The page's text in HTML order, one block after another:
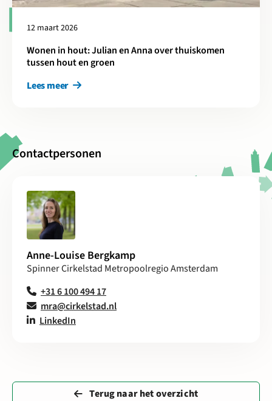
12 maart 2026
Wonen in hout: Julian en Anna over thuiskomen
tussen hout en groen
Lees meer
Contactpersonen
Anne-Louise Bergkamp
Spinner Cirkelstad Metropoolregio Amsterdam
+31 6 100 494 17
mra@cirkelstad.nl
LinkedIn
Terug naar het overzicht